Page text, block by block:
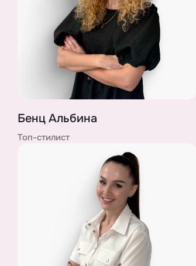
Бенц Альбина
Топ-стилист